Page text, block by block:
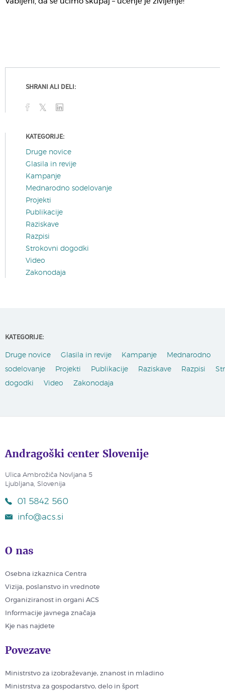
SHRANI ALI DELI:
KATEGORIJE:
Druge novice
Glasila in revije
Kampanje
Mednarodno sodelovanje
Projekti
Publikacije
Raziskave
Razpisi
Strokovni dogodki
Video
Zakonodaja
KATEGORIJE:
Druge novice Glasila in revije Kampanje
Mednarodno
sodelovanje
Projekti Publikacije Raziskave Razpisi
dogodki
Video Zakonodaja
Andragoški center Slovenije
Ulica Ambrožiča Novljana 5
Ljubljana, Slovenija
01 5842 560
info@acs.si
O nas
Osebna izkaznica Centra
Vizija, poslanstvo in vrednote
Organiziranost in organi ACS
Informacije javnega značaja
Kje nas najdete
Povezave
Ministrstvo za izobraževanje, znanost in mladino
Ministrstva za gospodarstvo, delo in šport